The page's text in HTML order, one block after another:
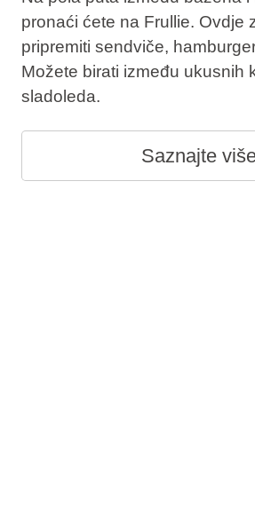
pronaći ćete na Frullie. Ovdje
pripremiti sendviče,
Možete birati između ukusnih
sladoleda.
Saznajte